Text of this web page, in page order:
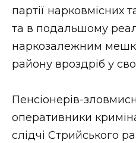
Соціум
Спорт
Стиль життя
Втрачений Ужгород
партії нарковмісних
та в подальшому
наркозалежним
району вроздріб у
Пенсіонерів-
оперативники
слідчі Стрийського